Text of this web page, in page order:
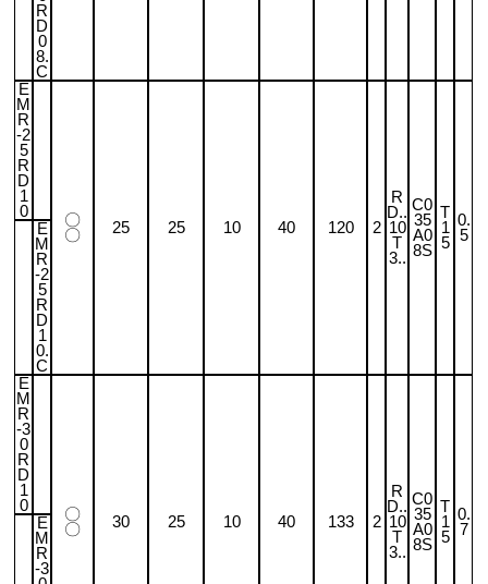
R
D
0
8.
C
E
M
R
-2
5
R
D
1
0
〇
〇
25 25 10 40 120 2
R
D..
10
T
3..
C0
35
A0
8S
T
1
5
0.
5
E
M
R
-2
5
R
D
1
0.
C
E
M
R
-3
0
R
D
1
0
〇
〇
30 25 10 40 133 2
R
D..
10
T
3..
C0
35
A0
8S
T
1
5
0.
7
E
M
R
-3